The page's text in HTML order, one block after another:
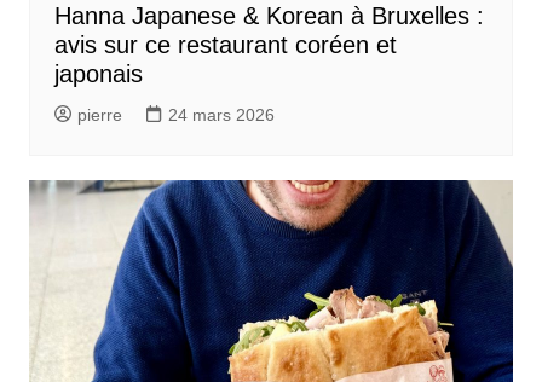
Hanna Japanese & Korean à Bruxelles :
avis sur ce restaurant coréen et
japonais
pierre 24 mars 2026